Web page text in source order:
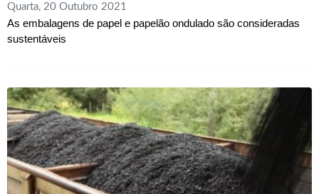
Quarta, 20 Outubro 2021
As embalagens de papel e papelão ondulado são consideradas
sustentáveis